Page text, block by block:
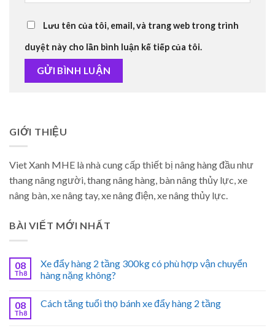
Lưu tên của tôi, email, và trang web trong trình
duyệt này cho lần bình luận kế tiếp của tôi.
GIỚI THIỆU
Viet Xanh MHE là nhà cung cấp thiết bị nâng hàng đầu như
thang nâng người, thang nâng hàng, bàn nâng thủy lực, xe
nâng bàn, xe nâng tay, xe nâng điện, xe nâng thủy lực.
BÀI VIẾT MỚI NHẤT
08
Th8
Xe đẩy hàng 2 tầng 300kg có phù hợp vận chuyển
hàng nặng không?
08
Th8
Cách tăng tuổi thọ bánh xe đẩy hàng 2 tầng